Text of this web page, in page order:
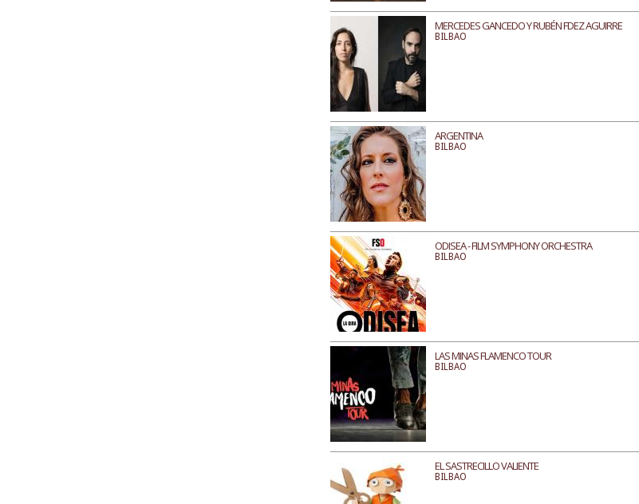
MERCEDES GANCEDO Y RUBÉN FDEZ AGUIRRE
BILBAO
ARGENTINA
BILBAO
ODISEA - FILM SYMPHONY ORCHESTRA
BILBAO
LAS MINAS FLAMENCO TOUR
BILBAO
EL SASTRECILLO VALIENTE
BILBAO